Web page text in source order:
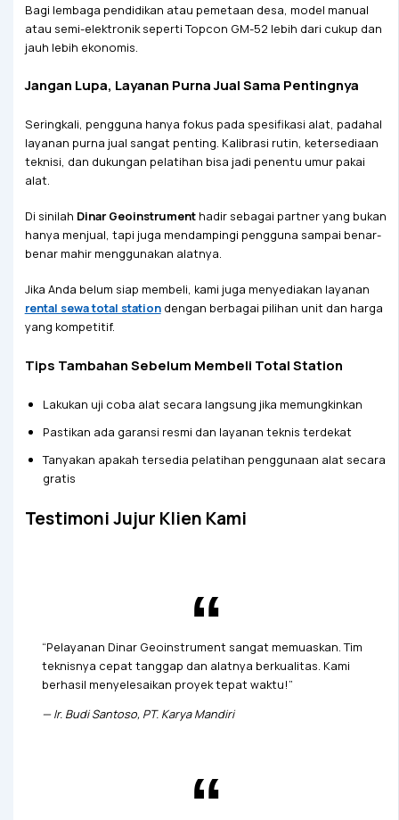
Bagi lembaga pendidikan atau pemetaan desa, model manual
atau semi-elektronik seperti Topcon GM-52 lebih dari cukup dan
jauh lebih ekonomis.
Jangan Lupa, Layanan Purna Jual Sama Pentingnya
Seringkali, pengguna hanya fokus pada spesifikasi alat, padahal
layanan purna jual sangat penting. Kalibrasi rutin, ketersediaan
teknisi, dan dukungan pelatihan bisa jadi penentu umur pakai
alat.
Di sinilah Dinar Geoinstrumenthadir sebagai partner yang bukan
hanya menjual, tapi juga mendampingi pengguna sampai benar-
benar mahir menggunakan alatnya.
Jika Anda belum siap membeli, kami juga menyediakan layanan
rental sewa total stationdengan berbagai pilihan unit dan harga
yang kompetitif.
Tips Tambahan Sebelum Membeli Total Station
Lakukan uji coba alat secara langsung jika memungkinkan
Pastikan ada garansi resmi dan layanan teknis terdekat
Tanyakan apakah tersedia pelatihan penggunaan alat secara
gratis
Testimoni Jujur Klien Kami
“Pelayanan Dinar Geoinstrument sangat memuaskan. Tim
teknisnya cepat tanggap dan alatnya berkualitas. Kami
berhasil menyelesaikan proyek tepat waktu!”
—Ir. Budi Santoso, PT. Karya Mandiri